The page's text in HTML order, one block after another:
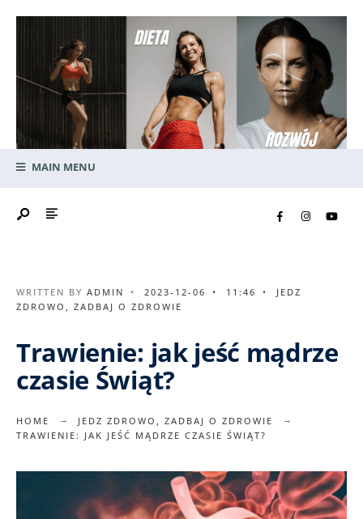
MAIN MENU
WRITTEN BY ADMIN • 2023-12-06 • 11:46 •
JEDZ
ZDROWO , ZADBAJ O ZDROWIE
Trawienie: jak jeść mądrze
czasie Świąt?
HOME JEDZ ZDROWO , ZADBAJ O ZDROWIE
TRAWIENIE: JAK JEŚĆ MĄDRZE CZASIE ŚWIĄT?